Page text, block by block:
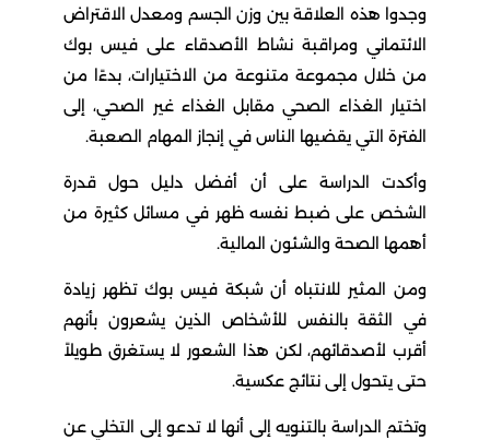
وجدوا هذه العلاقة بين وزن الجسم ومعدل الاقتراض
الائتماني ومراقبة نشاط الأصدقاء على فيس بوك
من خلال مجموعة متنوعة من الاختيارات، بدءًا من
اختيار الغذاء الصحي مقابل الغذاء غير الصحي، إلى
الفترة التي يقضيها الناس في إنجاز المهام الصعبة.
وأكدت الدراسة على أن أفضل دليل حول قدرة
الشخص على ضبط نفسه ظهر في مسائل كثيرة من
أهمها الصحة والشئون المالية.
ومن المثير للانتباه أن شبكة فيس بوك تظهر زيادة
في الثقة بالنفس للأشخاص الذين يشعرون بأنهم
أقرب لأصدقائهم، لكن هذا الشعور لا يستغرق طويلاً
حتى يتحول إلى نتائج عكسية.
وتختم الدراسة بالتنويه إلى أنها لا تدعو إلى التخلي عن